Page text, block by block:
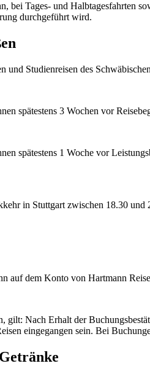
bei Tages- und Halbtagesfahrten
durchgeführt wird.
Studienreisen des
spätestens 3 Wochen vor
spätestens 1 Woche vor
in Stuttgart zwischen 18.30
auf dem Konto von Hartmann
gilt: Nach Erhalt der
eingegangen sein. Bei